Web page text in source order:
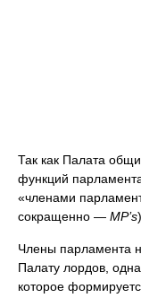
Так как Палата
функций
«членами
сокращенно — MP’s
Члены парламента
Палату лордов,
которое